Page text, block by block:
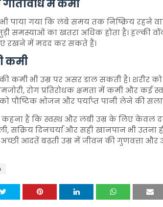
गतिविधि में कमी
पाया गया कि लंबे समय तक निष्क्रिय रहने
समस्याओं का खतरा अधिक होता है। हल्की
रखने में मदद कर सकते हैं।
कमी
कमी भी उम्र पर असर डाल सकती है। शरीर
रोग प्रतिरोधक क्षमता में कमी और कई
को पौष्टिक भोजन और पर्याप्त पानी लेने की
है कि स्वस्थ और लंबी उम्र के लिए केवल
सक्रिय दिनचर्या और सही खानपान भी
अच्छी आदतें बढ़ती उम्र में जीवन की गुणवत्ता